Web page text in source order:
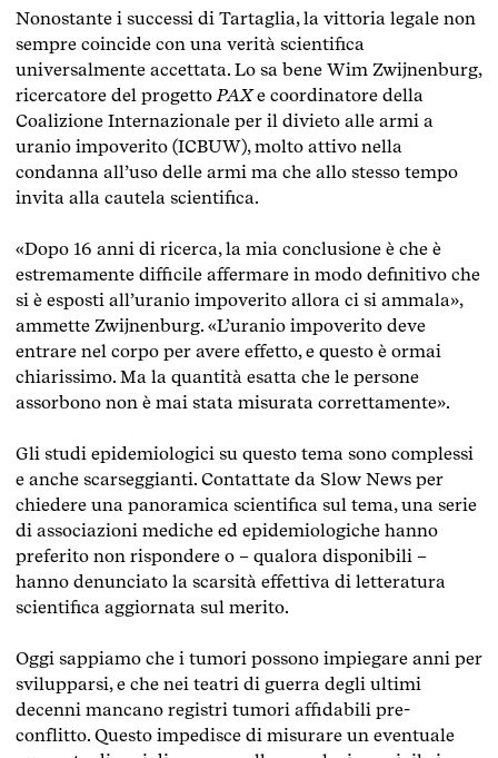
Nonostante i successi di Tartaglia, la vittoria legale non
sempre coincide con una verità scientifica
universalmente accettata. Lo sa bene Wim Zwijnenburg,
ricercatore del progettoPAXe coordinatore della
Coalizione Internazionale per il divieto alle armi a
uranio impoverito (ICBUW), molto attivo nella
condanna all’uso delle armi ma che allo stesso tempo
invita alla cautela scientifica.
«Dopo 16 anni di ricerca, la mia conclusione è che è
estremamente difficile affermare in modo definitivo che
si è esposti all’uranio impoverito allora ci si ammala»,
ammette Zwijnenburg. «L’uranio impoverito deve
entrare nel corpo per avere effetto, e questo è ormai
chiarissimo. Ma la quantità esatta che le persone
assorbono non è mai stata misurata correttamente».
Gli studi epidemiologici su questo tema sono complessi
e anche scarseggianti. Contattate da Slow News per
chiedere una panoramica scientifica sul tema, una serie
di associazioni mediche ed epidemiologiche hanno
preferito non rispondere o – qualora disponibili –
hanno denunciato la scarsità effettiva di letteratura
scientifica aggiornata sul merito.
Oggi sappiamo che i tumori possono impiegare anni per
svilupparsi, e che nei teatri di guerra degli ultimi
decenni mancano registri tumori affidabili pre-
conflitto. Questo impedisce di misurare un eventuale